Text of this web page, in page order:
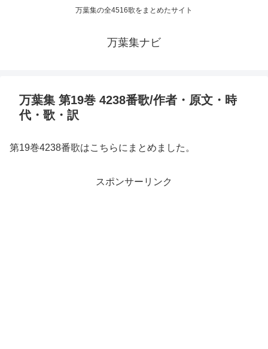
万葉集の全4516歌をまとめたサイト
万葉集ナビ
万葉集 第19巻 4238番歌/作者・原文・時
代・歌・訳
第19巻4238番歌はこちらにまとめました。
スポンサーリンク